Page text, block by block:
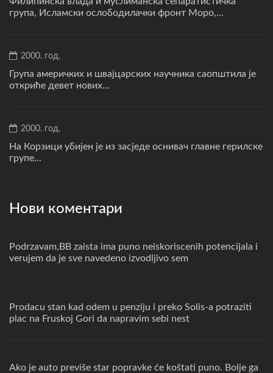
група, Исламски ослободилачки фронт Моро,...
2000. год.
Група америчких и швајцарских научника саопштила је
откриће девет нових...
2000. год.
На Корзици убијен је из засједе оснивач главне герилске
групе...
Нови коментари
Podrzavam,BB zaista ima puno neiskoriscenih potencijala i
verujem da je sve navedeno izvodljivo sem
Prodacu stan kad odem u penziju i preko Solis-a potraziti
plac na Fruskoj Gori da napravim sebi nest
Ako je auto previše star popravke će koštati puno. Bolje ga